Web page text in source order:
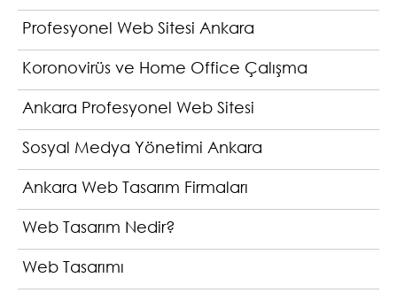
Profesyonel Web Sitesi Ankara
Koronovirüs ve Home Office Çalışma
Ankara Profesyonel Web Sitesi
Sosyal Medya Yönetimi Ankara
Ankara Web Tasarım Firmaları
Web Tasarım Nedir?
Web Tasarımı